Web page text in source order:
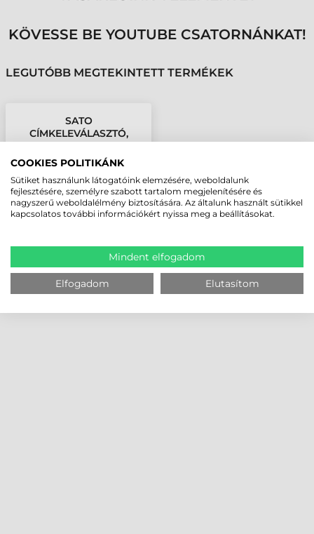
KÖVESSE BE YOUTUBE CSATORNÁNKAT!
LEGUTÓBB MEGTEKINTETT TERMÉKEK
SATO
CÍMKELEVÁLASZTÓ,
WS2
COOKIES POLITIKÁNK
Sütiket használunk látogatóink elemzésére, weboldalunk
fejlesztésére, személyre szabott tartalom megjelenítésére és
nagyszerű weboldalélmény biztosítására. Az általunk használt sütikkel
kapcsolatos további információkért nyissa meg a beállításokat.
Mindent elfogadom
Elfogadom Elutasítom